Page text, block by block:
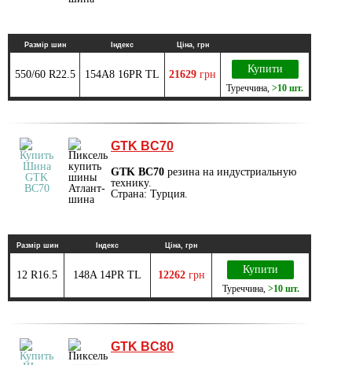
Размір шин Індекс Ціна, грн
550/60 R22.5 154A8 16PR TL 21629 грн Купити
Туреччина >10 шт.
GTK BC70
GTK BC70 резина на индустриальную
технику.
Страна: Турция.
Размір шин Індекс Ціна, грн
12 R16.5 148A 14PR TL 12262 грн Купити
Туреччина, >10 шт.
GTK BC80